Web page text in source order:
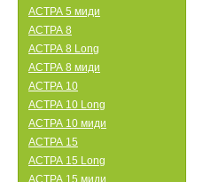
АСТРА 5 миди
АСТРА 8
АСТРА 8 Long
АСТРА 8 миди
АСТРА 10
АСТРА 10 Long
АСТРА 10 миди
АСТРА 15
АСТРА 15 Long
АСТРА 15 миди